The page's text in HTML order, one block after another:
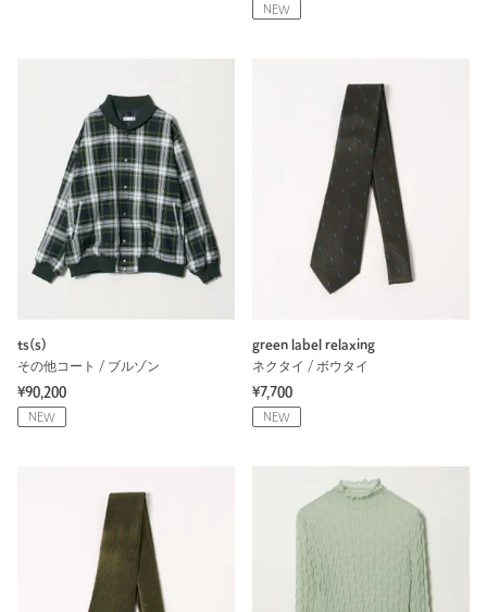
NEW
ts(s)
その他コート / ブルゾン
¥90,200
NEW
green label relaxing
ネクタイ / ボウタイ
¥7,700
NEW